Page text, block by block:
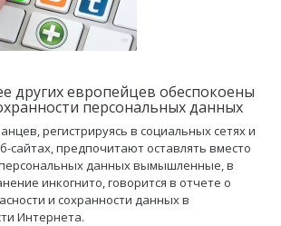
других европейцев обеспокоены
персональных данных
регистрируясь в социальных сетях и
сайтах, предпочитают оставлять вместо
данных вымышленные, в
инкогнито, говорится в отчете о
и сохранности данных в
Интернета.